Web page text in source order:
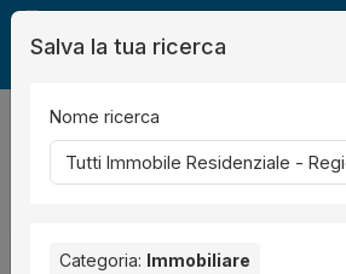
Legalmente Immobili
risultati
Salva la tua ricerca
Nome ricerca
Categoria: Immobiliare